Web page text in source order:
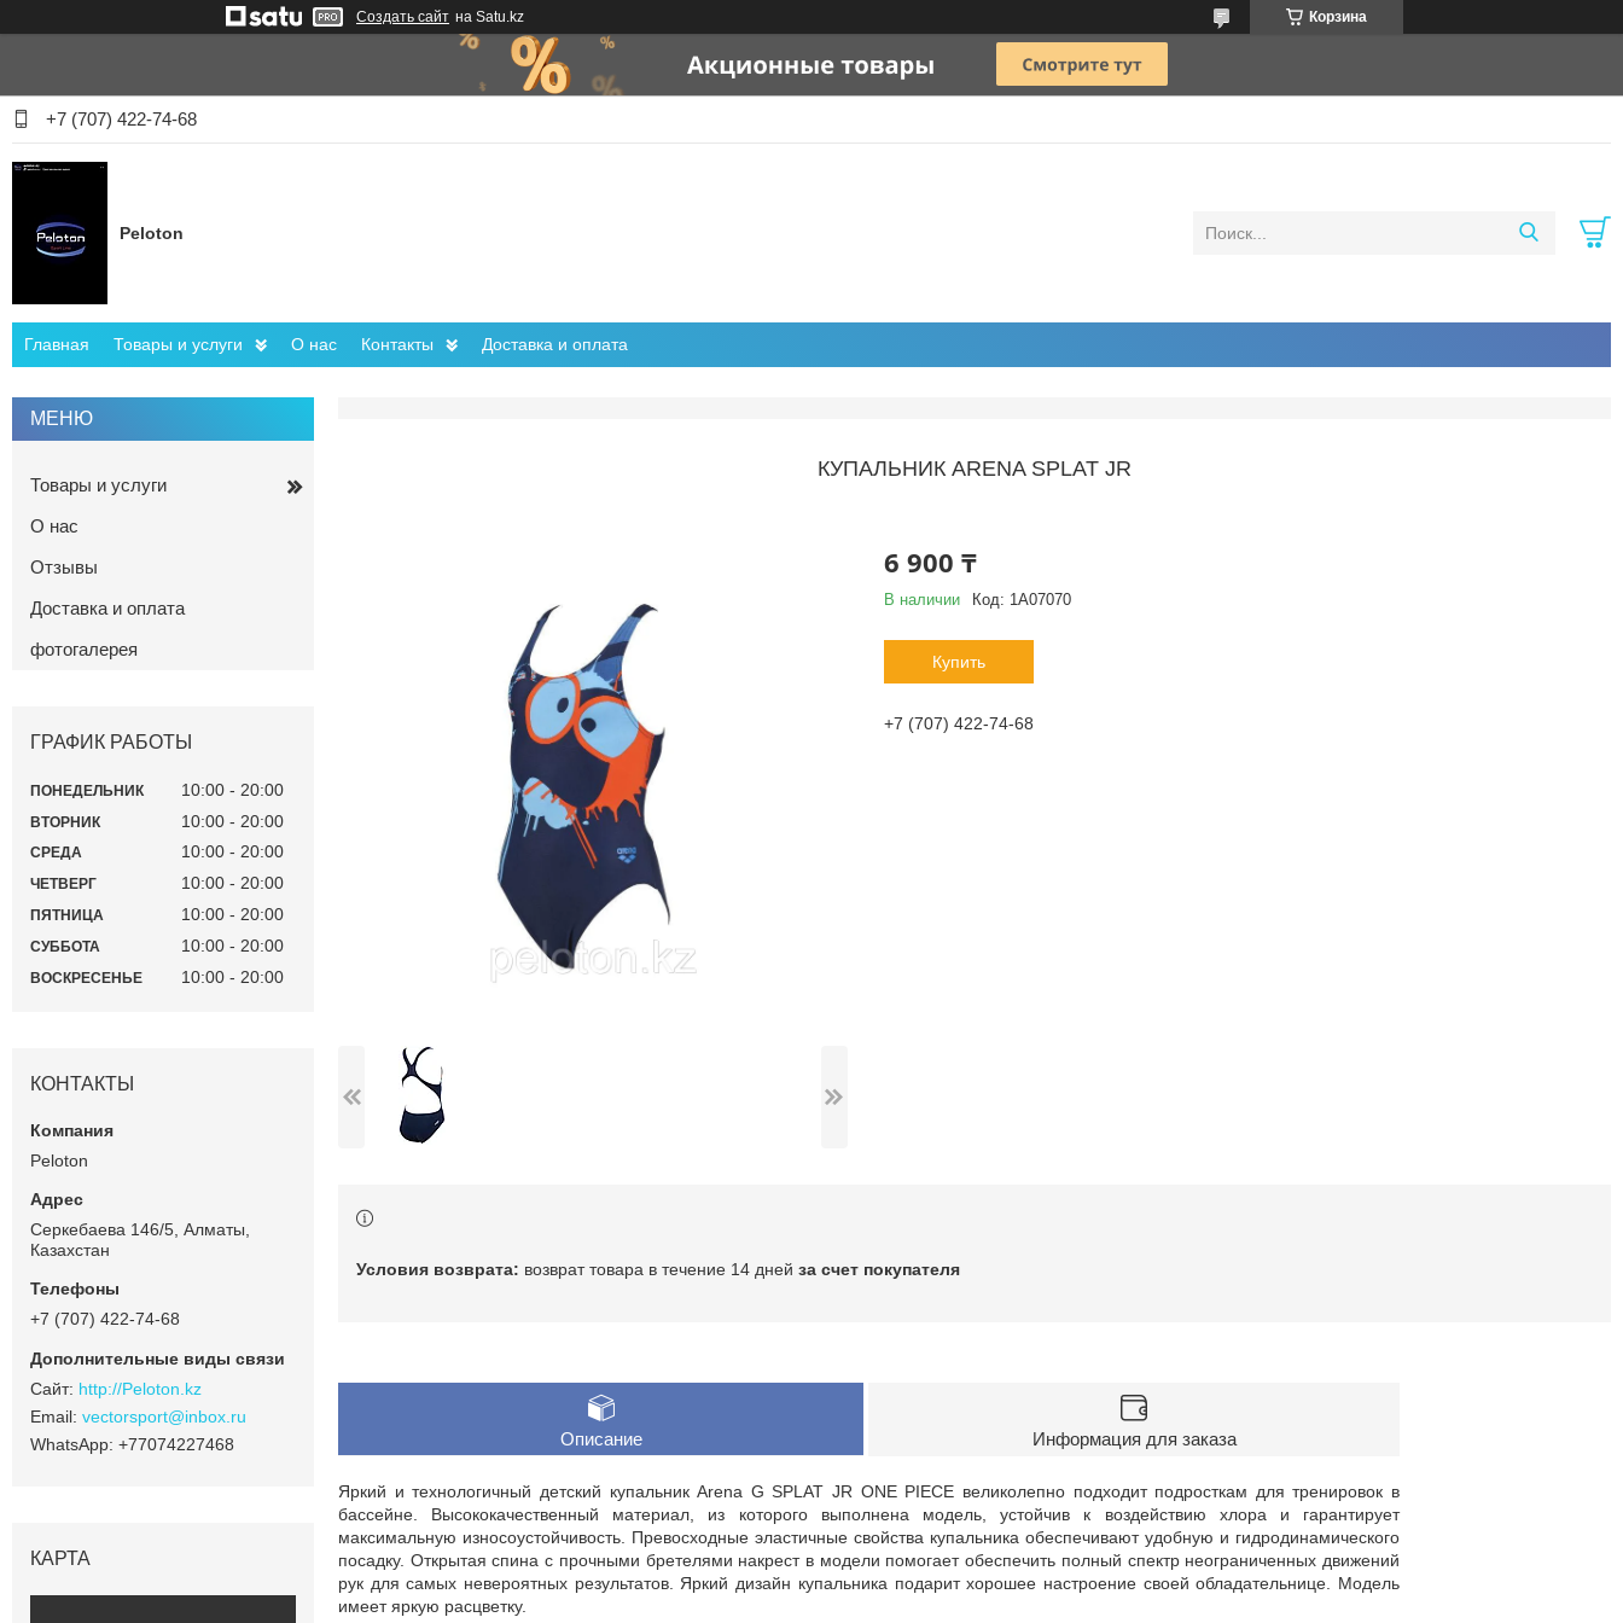
Создать сайт на Satu.kz Корзина
+7 (707) 422-74-68
Peloton
Главная Товары и услуги О нас Контакты Доставка и оплата
КУПАЛЬНИК ARENA SPLAT JR
6 900 ₸
В наличии Код: 1А07070
Купить
+7 (707) 422-74-68
возврат товара в течение 14 дней за счет покупателя
Описание Информация для заказа
Яркий и технологичный детский купальник Arena G SPLAT JR ONE PIECE великолепно подходит подросткам для тренировок в
бассейне. Высококачественный материал, из которого выполнена модель, устойчив к воздействию хлора и гарантирует
максимальную износоустойчивость. Превосходные эластичные свойства купальника обеспечивают удобную и гидродинамического
посадку. Открытая спина с прочными бретелями накрест в модели помогает обеспечить полный спектр неограниченных движений
рук для самых невероятных результатов. Яркий дизайн купальника подарит хорошее настроение своей обладательнице. Модель
имеет яркую расцветку.
Товары и услуги
О нас
Отзывы
Доставка и оплата
фотогалерея
ГРАФИК РАБОТЫ
ПОНЕДЕЛЬНИК 10:00 20:00
ВТОРНИК 10:00 20:00
СРЕДА 10:00 20:00
ЧЕТВЕРГ 10:00 20:00
ПЯТНИЦА 10:00 20:00
СУББОТА 10:00 20:00
ВОСКРЕСЕНЬЕ 10:00 20:00
КОНТАКТЫ
Peloton
Серкебаева 146/5, Алматы,
Казахстан
+7 (707) 422-74-68
http://Peloton.kz
vectorsport@inbox.ru
+77074227468
КАРТА